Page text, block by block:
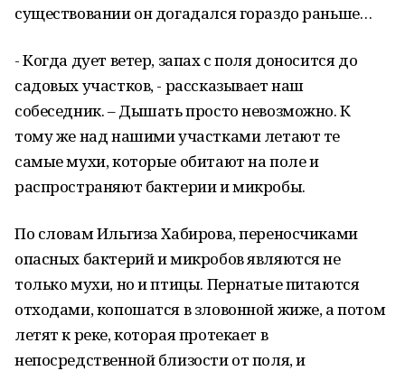
существовании он догадался гораздо раньше…
- Когда дует ветер, запах с поля доносится до
садовых участков, - рассказывает наш
собеседник. – Дышать просто невозможно. К
тому же над нашими участками летают те
самые мухи, которые обитают на поле и
распространяют бактерии и микробы.
По словам Ильгиза Хабирова, переносчиками
опасных бактерий и микробов являются не
только мухи, но и птицы. Пернатые питаются
отходами, копошатся в зловонной жиже, а потом
летят к реке, которая протекает в
непосредственной близости от поля, и